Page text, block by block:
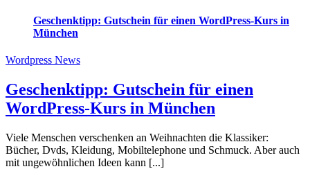
Geschenktipp: Gutschein für einen WordPress-Kurs in
München
Wordpress News
Geschenktipp: Gutschein für einen
WordPress-Kurs in München
Viele Menschen verschenken an Weihnachten die Klassiker:
Bücher, Dvds, Kleidung, Mobiltelephone und Schmuck. Aber auch
mit ungewöhnlichen Ideen kann [...]